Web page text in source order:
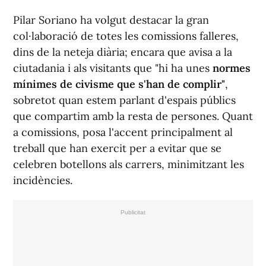
Pilar Soriano ha volgut destacar la gran
col·laboració de totes les comissions falleres,
dins de la neteja diària; encara que avisa a la
ciutadania i als visitants que "hi ha unes normes
mínimes de civisme que s'han de complir",
sobretot quan estem parlant d'espais públics
que compartim amb la resta de persones. Quant
a comissions, posa l'accent principalment al
treball que han exercit per a evitar que se
celebren botellons als carrers, minimitzant les
incidències.